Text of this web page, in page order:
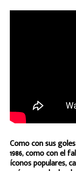
Como con sus
1986, como con el
íconos populares,